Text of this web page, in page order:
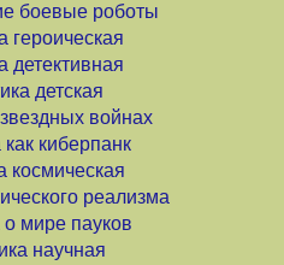
боевые роботы
героическая
детективная
детская
войнах
киберпанк
космическая
реализма
о мире пауков
научная